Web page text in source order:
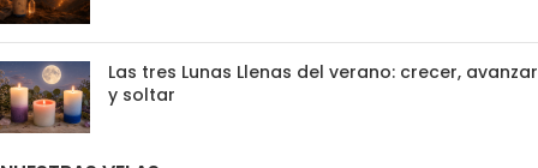
Las tres Lunas Llenas del verano: crecer, avanzar
y soltar